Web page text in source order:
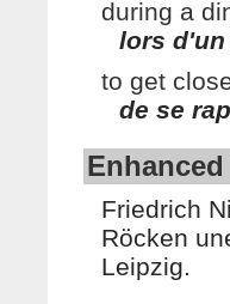
during a
lors
to get
de se
Friedrich
Röcken
Leipzig.